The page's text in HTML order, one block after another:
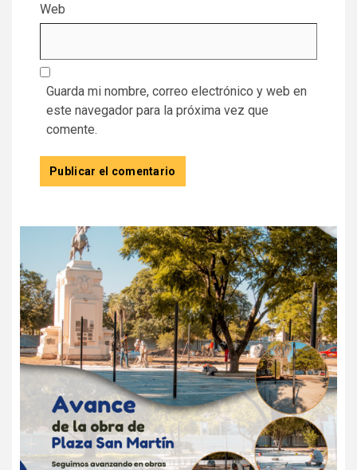
Web
Guarda mi nombre, correo electrónico y web en
este navegador para la próxima vez que
comente.